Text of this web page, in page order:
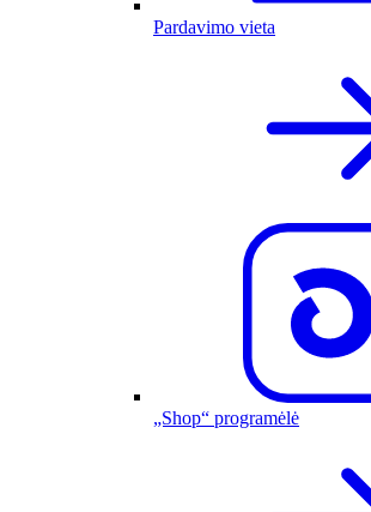
Pardavimo vieta
„Shop“ programėlė